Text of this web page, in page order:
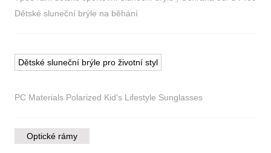
Dětské sluneční brýle na běhání
Dětské sluneční brýle pro životní styl
PC Materials Polarized Kid's Lifestyle Sunglasses
Optické rámy